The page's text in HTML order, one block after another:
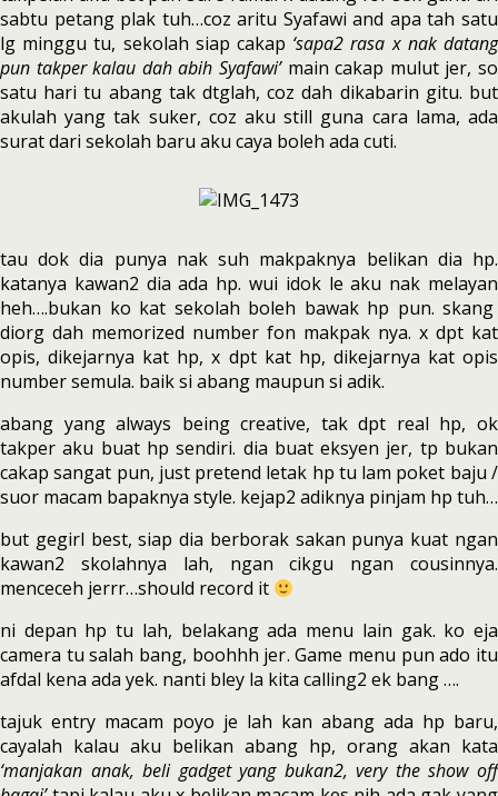
sabtu petang plak tuh…coz aritu Syafawi and apa tah satu
lg minggu tu, sekolah siap cakap ‘sapa2 rasa x nak datang
pun takper kalau dah abih Syafawi’ main cakap mulut jer, so
satu hari tu abang tak dtglah, coz dah dikabarin gitu. but
akulah yang tak suker, coz aku still guna cara lama, ada
surat dari sekolah baru aku caya boleh ada cuti.
tau dok dia punya nak suh makpaknya belikan dia hp.
katanya kawan2 dia ada hp. wui idok le aku nak melayan
heh….bukan ko kat sekolah boleh bawak hp pun. skang
diorg dah memorized number fon makpak nya. x dpt kat
opis, dikejarnya kat hp, x dpt kat hp, dikejarnya kat opis
number semula. baik si abang maupun si adik.
abang yang always being creative, tak dpt real hp, ok
takper aku buat hp sendiri. dia buat eksyen jer, tp bukan
cakap sangat pun, just pretend letak hp tu lam poket baju /
suor macam bapaknya style. kejap2 adiknya pinjam hp tuh…
but gegirl best, siap dia berborak sakan punya kuat ngan
kawan2 skolahnya lah, ngan cikgu ngan cousinnya.
menceceh jerrr…should record it
ni depan hp tu lah, belakang ada menu lain gak. ko eja
camera tu salah bang, boohhh jer. Game menu pun ado itu
afdal kena ada yek. nanti bley la kita calling2 ek bang ….
tajuk entry macam poyo je lah kan abang ada hp baru,
cayalah kalau aku belikan abang hp, orang akan kata
‘manjakan anak, beli gadget yang bukan2, very the show off